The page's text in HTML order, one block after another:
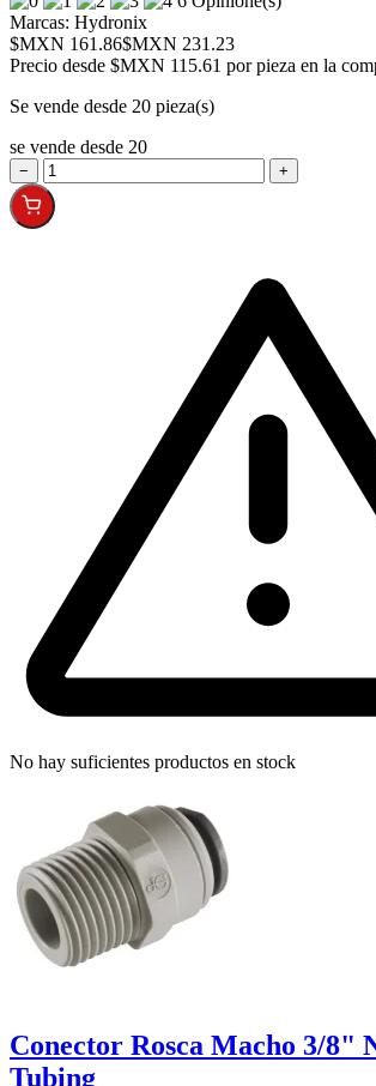
Marcas: Hydronix
$MXN 161.86$MXN 231.23
Precio desde $MXN 115.61 por pieza en la
Se vende desde 20 pieza(s)
se vende desde 20
− +
No hay suficientes productos en stock
Conector Rosca Macho 3/8"
Tubing